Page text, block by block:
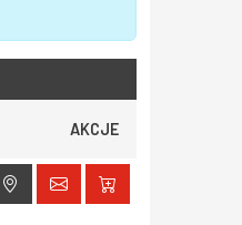
AKCJE
do lokalizacji